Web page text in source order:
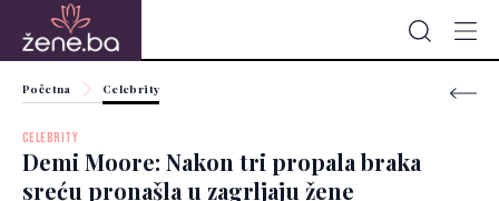
Početna Celebrity
CELEBRITY
Demi Moore: Nakon tri propala braka
sreću pronašla u zagrljaju žene